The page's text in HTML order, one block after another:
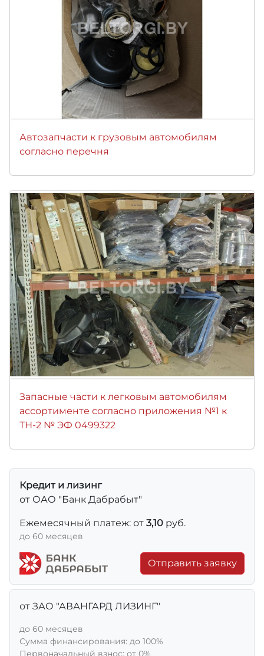
Автозапчасти к грузовым автомобилям
согласно перечня
Запасные части к легковым автомобилям
ассортименте согласно приложения №1 к
ТН-2 № ЭФ 0499322
Кредит и лизинг
от ОАО "Банк Дабрабыт"
Ежемесячный платеж: от 3,10 руб.
до 60 месяцев
Отправить заявку
от ЗАО "АВАНГАРД ЛИЗИНГ"
до 60 месяцев
Сумма финансирования: до 100%
Первоначальный взнос: от 0%